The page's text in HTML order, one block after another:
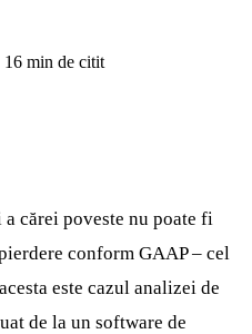
16 min de citit
cărei poveste nu poate fi
conform GAAP – cel
este cazul analizei de
de la un software de